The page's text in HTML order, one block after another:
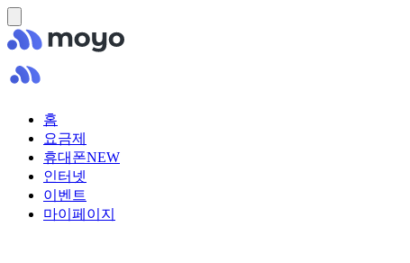
홈
요금제
휴대폰NEW
인터넷
이벤트
마이페이지